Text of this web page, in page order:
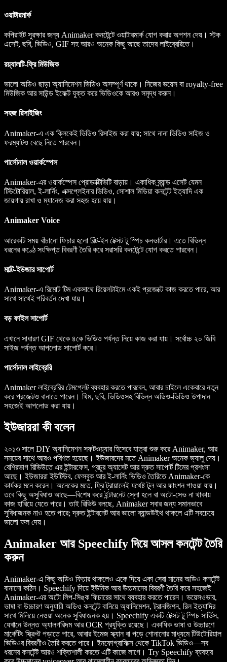
ওয়াটারমার্ক
কপিরাইট সুরক্ষার জন্য Animaker কনটেন্টে ওয়াটারমার্ক যোগ করার অপশন দেয়। স্টক
এসেট, ছবি, ভিডিও, GIF সহ আরও অনেক কিছু আছে তাদের লাইব্রেরিতে।
রয়্যালটি-ফ্রি মিউজিক
ভালো অডিও ছাড়া অ্যানিমেশন ভিডিও অসম্পূর্ণ থাকে। নিজের ভয়েস বা royalty-free
মিউজিক আর সাউন্ড ইফেক্ট যুক্ত করে ভিডিওকে আরও সমৃদ্ধ করুন।
সহজ রিসাইজিং
Animaker-এ এক ক্লিকেই ভিডিও রিসাইজ করা যায়; সাথে নানা ভিডিও সাইজ ও
ফরম্যাটও বেছে নিতে পারবেন।
পার্সোনাল ওয়ার্কস্পেস
Animaker-এর ওয়ার্কস্পেস প্রোডাক্টিভিটি বাড়ায়। একাধিক ব্র্যান্ড এসেট যেমন
টিউটোরিয়াল, ই-লার্নিং, এক্সপ্লেইনার ভিডিও, সোশাল মিডিয়া কনটেন্ট ইত্যাদি এক
জায়গায় রাখা ও ম্যানেজ করা সহজ হয়ে যায়।
Animaker Voice
আরেকটি সময় বাঁচানো ফিচার হলো বিল্ট-ইন টেক্সট টু স্পিচ কনভার্টার। এতে বিভিন্ন
ধরনের কণ্ঠে সংক্ষিপ্ত বিবরণী তৈরি করে সরাসরি কনটেন্টে যোগ করতে পারবেন।
মাল্টি-ইউজার সাপোর্ট
Animaker-এ রিমোট টিম একসাথে রিয়েলটাইমে একই প্রজেক্টে কাজ করতে পারে, আর
সাথে সাথেই পরিবর্তন দেখা যায়।
বড় ফাইল সাপোর্ট
এখানে সাধারণ GIF থেকে ৪কে ভিডিও পর্যন্ত নিয়ে কাজ করা যায়। সর্বোচ্চ ২০ জিবি
সাইজ পর্যন্ত আপলোড সাপোর্ট করে।
পার্সোনাল লাইব্রেরি
Animaker লাইব্রেরির টেমপ্লেট ব্যবহার করতে পারবেন, আবার চাইলে একেবারে নতুন
করে প্রজেক্টও বানাতে পারেন। থিম, ছবি, ভিডিওসহ বিভিন্ন অডিও-ভিডিও উপাদান
সহজেই আপলোড করা যায়।
ইউজাররা কী বলেন
২০১৩ সালে DIY অ্যানিমেশন সফটওয়্যার হিসেবে যাত্রা শুরু করে Animaker, আর
সময়ের সাথে আরও পরিণত হয়েছে। ইউজারদের মতে Animaker অনেক ভ্যালু দেয়।
বেশিরভাগ রিভিউতে এর ইন্টারফেস, প্রচুর অ্যাসেট আর দ্রুত সাপোর্ট টিমের প্রশংসা
আছে। ইউজাররা ইউটিউব, ফেসবুক আর ই-লার্নিং ভিডিও তৈরিতে Animaker-কে
কার্যকর মনে করেন। অনেকের মতে, ফ্রি ট্রায়ালেই যথেষ্ট টুল আর ফাংশন পাওয়া যায়।
তবে কিছু অসুবিধাও আছে—বিশেষ করে ইন্টারনেট স্লো হলে বা অটো-সেভ না থাকায়
কাজ হারিয়ে যেতে পারে। তাই রিভিউ বলছে, Animaker সবার জন্য সমানভাবে
সুবিধাজনক নাও হতে পারে; দ্রুত ইন্টারনেট আর ভালো ব্যান্ডউইথ থাকলে এটি সবচেয়ে
ভালো ফল দেয়।
Animaker আর Speechify দিয়ে আসল কনটেন্ট তৈরি
করুন
Animaker-এ কিছু অডিও ফিচার থাকলেও একে দিয়ে একা সেরা মানের অডিও কনটেন্ট
বানানো কঠিন। Speechify দিয়ে ইউনিক আর উচ্চমানের বিবরণী তৈরি করে সহজেই
Animaker-এর অটো লিপ-সিঙ্ক ফিচারের সাথে ব্যবহার করতে পারেন। ভয়েসওভার,
ভাষা বা উচ্চারণ অনুযায়ী অডিও কনটেন্ট বানিয়ে অ্যানিমেশন, ট্রানজিশন, রিল ইত্যাদির
সাথে মিলিয়ে নেওয়া অনেক সুবিধাজনক হয়। Speechify একটি টেক্সট টু স্পিচ সার্ভিস,
যেখানে উন্নত অ্যালগরিদম আর OCR প্রযুক্তি রয়েছে। একাধিক ভাষা ও উচ্চারণে
মার্কেটিং স্ক্রিপ্ট পড়াতে পারে, আবার ইমেজ স্ক্যান বা পড়ে শোনানোর মাধ্যমে টিউটোরিয়াল
ভিডিওর বিবরণীও তৈরি করতে পারে। ইনফোগ্রাফিক্স থেকে TikTok ভিডিও—সব
ধরনের কনটেন্ট আরও শক্তিশালী করতে এটি কাজে লাগে। Try Speechify ব্যবহার